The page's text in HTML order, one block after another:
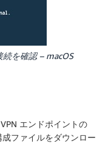
を確認 – macOS
エンドポイントの
ファイルをダウンロー